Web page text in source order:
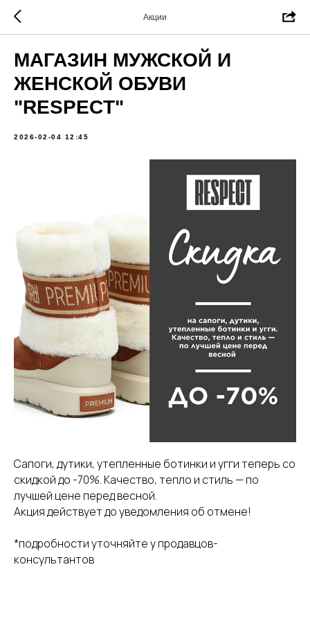
Акции
МАГАЗИН МУЖСКОЙ И
ЖЕНСКОЙ ОБУВИ
"RESPECT"
2026-02-04 12:45
Сапоги, дутики, утепленные ботинки и угги теперь со
скидкой до -70%. Качество, тепло и стиль — по
лучшей цене перед весной.
Акция действует до уведомления об отмене!
*подробности уточняйте у продавцов-
консультантов